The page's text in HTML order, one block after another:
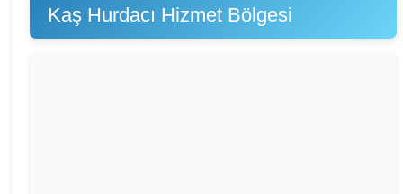
Kaş Hurdacı Hizmet Bölgesi